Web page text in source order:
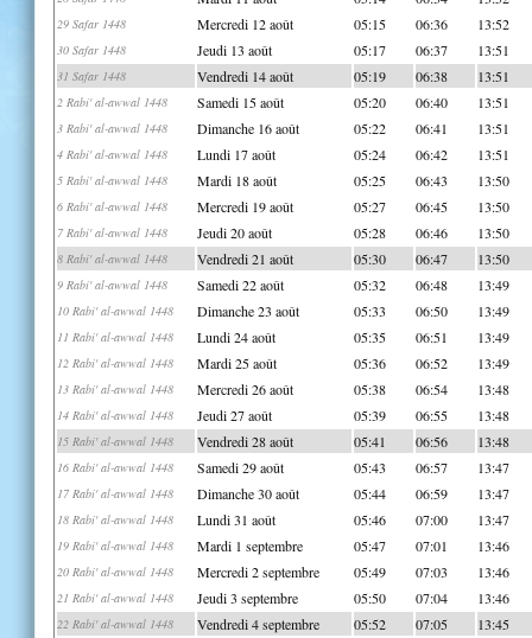
29 Safar 1448 Mercredi 12 août 05:15 06:36 13:52
30 Safar 1448 Jeudi 13 août 05:17 06:37 13:51
31 Safar 1448 Vendredi 14 août 05:19 06:38 13:51
2 Rabi' al-awwal 1448 Samedi 15 août 05:20 06:40 13:51
3 Rabi' al-awwal 1448 Dimanche 16 août 05:22 06:41 13:51
4 Rabi' al-awwal 1448 Lundi 17 août 05:24 06:42 13:51
5 Rabi' al-awwal 1448 Mardi 18 août 05:25 06:43 13:50
6 Rabi' al-awwal 1448 Mercredi 19 août 05:27 06:45 13:50
7 Rabi' al-awwal 1448 Jeudi 20 août 05:28 06:46 13:50
8 Rabi' al-awwal 1448 Vendredi 21 août 05:30 06:47 13:50
9 Rabi' al-awwal 1448 Samedi 22 août 05:32 06:48 13:49
10 Rabi' al-awwal 1448 Dimanche 23 août 05:33 06:50 13:49
11 Rabi' al-awwal 1448 Lundi 24 août 05:35 06:51 13:49
12 Rabi' al-awwal 1448 Mardi 25 août 05:36 06:52 13:49
13 Rabi' al-awwal 1448 Mercredi 26 août 05:38 06:54 13:48
14 Rabi' al-awwal 1448 Jeudi 27 août 05:39 06:55 13:48
15 Rabi' al-awwal 1448 Vendredi 28 août 05:41 06:56 13:48
16 Rabi' al-awwal 1448 Samedi 29 août 05:43 06:57 13:47
17 Rabi' al-awwal 1448 Dimanche 30 août 05:44 06:59 13:47
18 Rabi' al-awwal 1448 Lundi 31 août 05:46 07:00 13:47
19 Rabi' al-awwal 1448 Mardi 1 septembre 05:47 07:01 13:46
20 Rabi' al-awwal 1448 Mercredi 2 septembre 05:49 07:03 13:46
21 Rabi' al-awwal 1448 Jeudi 3 septembre 05:50 07:04 13:46
22 Rabi' al-awwal 1448 Vendredi 4 septembre 05:52 07:05 13:45